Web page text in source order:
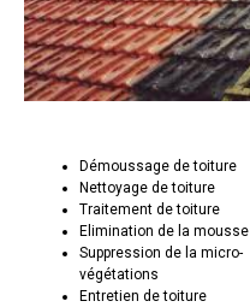
Démoussage de toiture
Nettoyage de toiture
Traitement de toiture
Elimination de la mousse
Suppression de la micro-
végétations
Entretien de toiture